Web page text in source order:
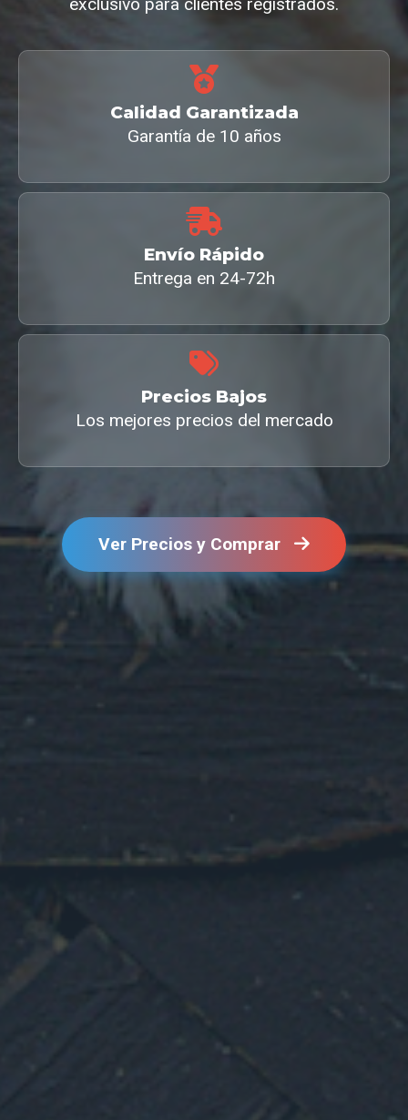
exclusivo para clientes registrados.
Calidad Garantizada
Garantía de 10 años
Envío Rápido
Entrega en 24-72h
Precios Bajos
Los mejores precios del mercado
Ver Precios y Comprar